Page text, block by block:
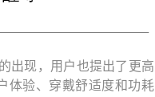
出现，用户也提出了更高
体验、穿戴舒适度和功耗